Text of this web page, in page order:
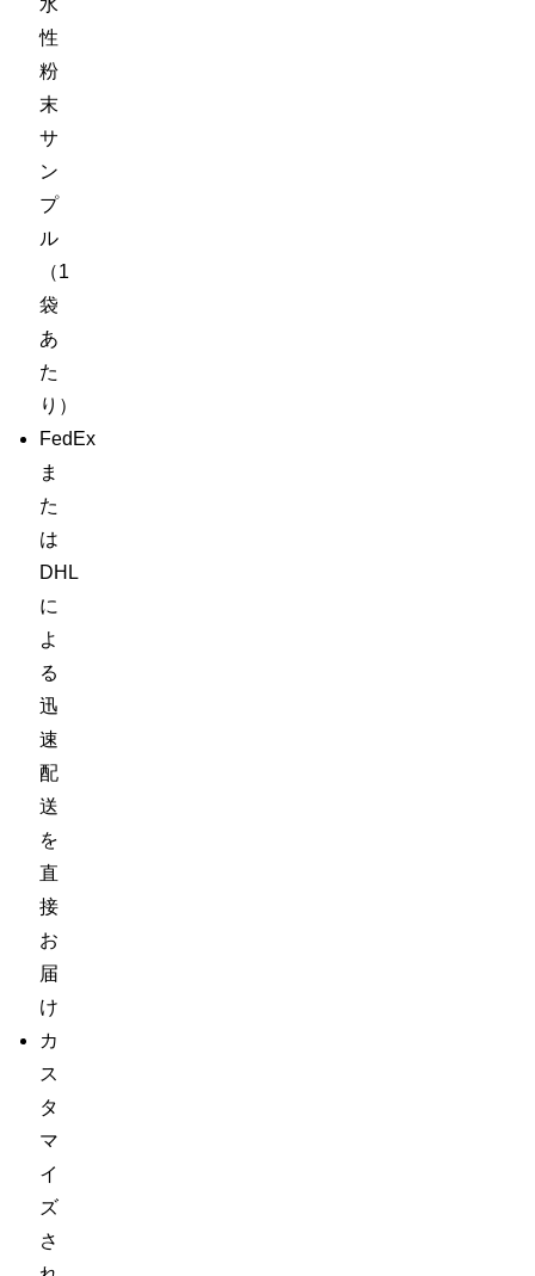
性
粉
末
サ
ン
プ
ル
（1
袋
あ
た
り）
FedEx
ま
た
は
DHL
に
よ
る
迅
速
配
送
を
直
接
お
届
け
カ
ス
タ
マ
イ
ズ
さ